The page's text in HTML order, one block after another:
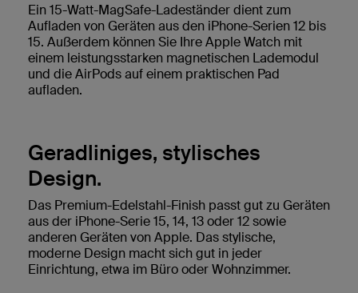
Ein 15-Watt-MagSafe-Ladeständer dient zum
Aufladen von Geräten aus den iPhone-Serien 12 bis
15. Außerdem können Sie Ihre Apple Watch mit
einem leistungsstarken magnetischen Lademodul
und die AirPods auf einem praktischen Pad
aufladen.
Geradliniges, stylisches
Design.
Das Premium-Edelstahl-Finish passt gut zu Geräten
aus der iPhone-Serie 15, 14, 13 oder 12 sowie
anderen Geräten von Apple. Das stylische,
moderne Design macht sich gut in jeder
Einrichtung, etwa im Büro oder Wohnzimmer.